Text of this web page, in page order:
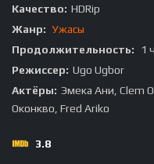
Качество: HDRip
Жанр: Ужасы
Продолжительность:
1
Режиссер: Ugo Ugbor
Актёры: Эмека Ани, Clem
Оконкво, Fred Ariko
3.8